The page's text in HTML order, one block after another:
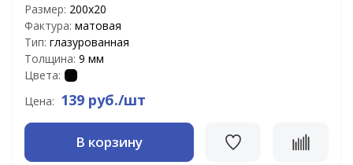
Размер: 200х20
Фактура: матовая
Тип: глазурованная
Толщина: 9 мм
Цвета:
Цена: 139 руб./шт
В корзину